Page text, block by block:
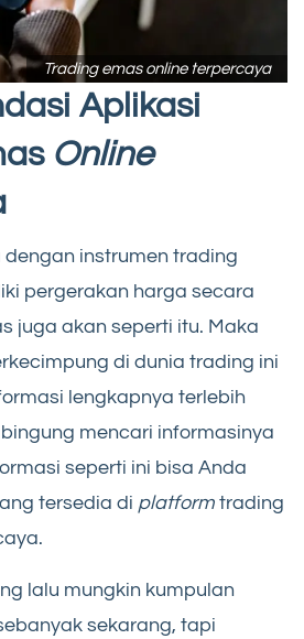
Trading emas online terpercaya
Aplikasi
Online
instrumen trading
pergerakan harga secara
juga akan seperti itu. Maka
di dunia trading ini
lengkapnya terlebih
mencari informasinya
seperti ini bisa Anda
tersedia di platform trading
lalu mungkin kumpulan
sekarang, tapi